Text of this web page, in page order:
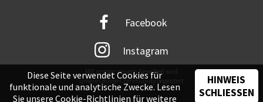
Facebook
Instagram
Mit immer neuem Newsfeed wird
unsere Online-Community begeistert
Diese Seite verwendet Cookies für
funktionale und analytische Zwecke. Lesen
Sie unsere Cookie-Richtlinien für weitere
HINWEIS
SCHLIESSEN